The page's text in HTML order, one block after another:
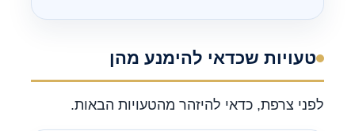
טעויות שכדאי להימנע מהן
לפני צרפת, כדאי להיזהר מהטעויות הבאות.